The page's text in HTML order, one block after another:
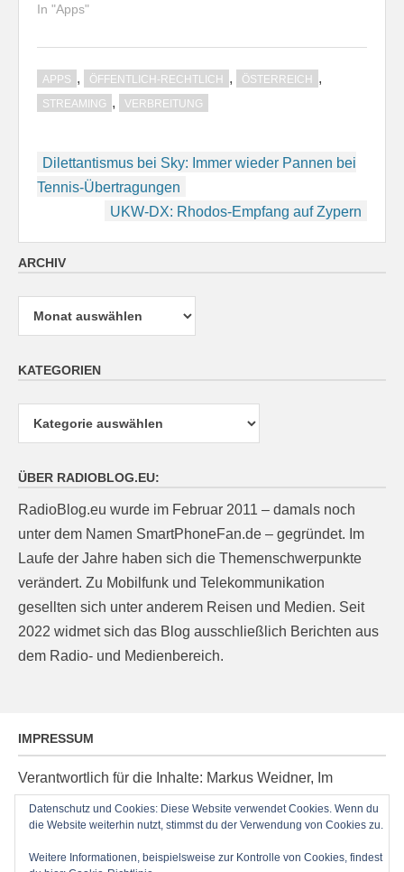
In "Apps"
APPS , ÖFFENTLICH-RECHTLICH , ÖSTERREICH ,
STREAMING , VERBREITUNG
Beitragsnavigation
Dilettantismus bei Sky: Immer wieder Pannen bei
Tennis-Übertragungen
UKW-DX: Rhodos-Empfang auf Zypern
ARCHIV
Archiv
KATEGORIEN
ÜBER RADIOBLOG.EU:
RadioBlog.eu wurde im Februar 2011 – damals noch
unter dem Namen SmartPhoneFan.de – gegründet. Im
Laufe der Jahre haben sich die Themenschwerpunkte
verändert. Zu Mobilfunk und Telekommunikation
gesellten sich unter anderem Reisen und Medien. Seit
2022 widmet sich das Blog ausschließlich Berichten aus
dem Radio- und Medienbereich.
IMPRESSUM
Verantwortlich für die Inhalte: Markus Weidner, Im
Ziegelacker 20, D-63599 Biebergemünd, E-Mail:
post@radioblog.eu
Technik und Administration: Thomas Michel
Datenschutz und Cookies: Diese Website verwendet Cookies. Wenn du
die Website weiterhin nutzt, stimmst du der Verwendung von Cookies zu.
Weitere Informationen, beispielsweise zur Kontrolle von Cookies, findest